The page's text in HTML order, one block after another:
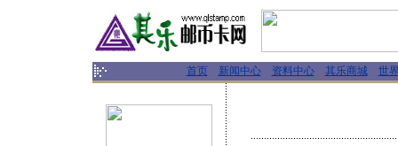
首页 新闻中心 资料中心 其乐商城 世